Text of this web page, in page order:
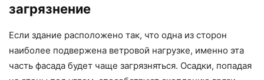
загрязнение
Если здание расположено так, что одна из сторон
наиболее подвержена ветровой нагрузке, именно эта
часть фасада будет чаще загрязняться. Осадки, попадая